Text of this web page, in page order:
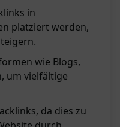
in
platziert werden,
wie Blogs,
um vielfältige
da dies zu